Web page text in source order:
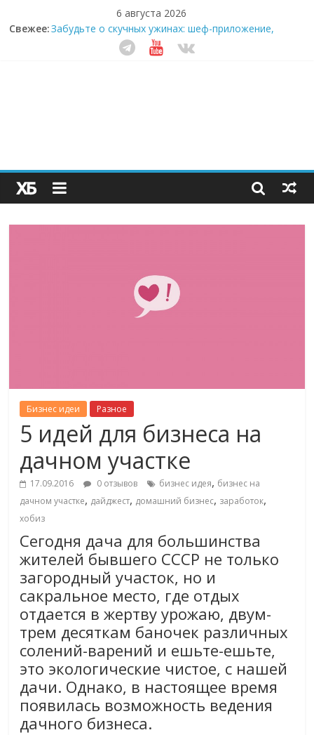
6 августа 2026
Свежее:Забудьте о скучных ужинах: шеф-приложение,
которое видит вашу еду насквозь
Небо зовёт: как бизнес на полётах дронов и
Секрет супергидратации: почему кокосовая вода с
пребиотиками становится главным трендом
здорового питания
Бизнес идеи Разное
5 идей для бизнеса на
дачном участке
17.09.2016 0 отзывов бизнес идея, бизнес на
дачном участке, дайджест, домашний бизнес, заработок,
хобиз
Сегодня дача для большинства
жителей бывшего СССР не только
загородный участок, но и
сакральное место, где отдых
отдается в жертву урожаю, двум-
трем десяткам баночек различных
солений-варений и ешьте-ешьте,
это экологические чистое, с нашей
дачи. Однако, в настоящее время
появилась возможность ведения
дачного бизнеса.